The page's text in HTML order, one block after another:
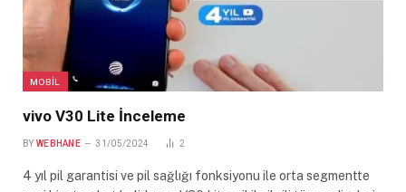
MOBIL
vivo V30 Lite İnceleme
BY WEBHANE 31/05/2024 2
4 yıl pil garantisi ve pil sağlığı fonksiyonu ile orta segmentte